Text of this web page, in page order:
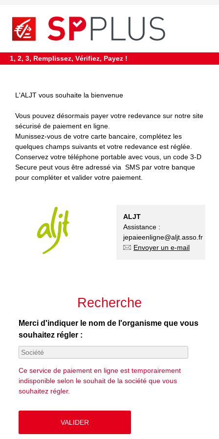
1, 2, 3, Remplissez, Vérifiez, Payez !
L'ALJT vous souhaite la bienvenue
Vous pouvez désormais payer votre redevance sur notre site
sécurisé de paiement en ligne.
Munissez-vous de votre carte bancaire, complétez les
quelques champs suivants et votre redevance est réglée.
Conservez votre téléphone portable avec vous, un code 3-D
Secure peut vous être adressé via SMS par votre banque
pour compléter et valider votre paiement.
ALJT
Assistance :
jepaieenligne@aljt.asso.fr
Envoyer un e-mail
Recherche
Merci d'indiquer le nom de l'organisme que vous
souhaitez régler :
Ce service de paiement en ligne est temporairement
indisponible selon le souhait de la société que vous
souhaitez régler.
VALIDER